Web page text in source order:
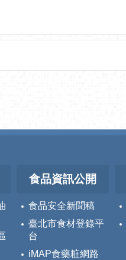
食品資訊公開
食品安全新聞稿
臺北市食材登錄平
台
iMAP食藥粧網路